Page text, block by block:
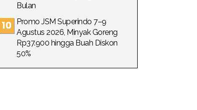
Bulan
Promo JSM Superindo 7–9
Agustus 2026, Minyak Goreng
Rp37.900 hingga Buah Diskon
50%